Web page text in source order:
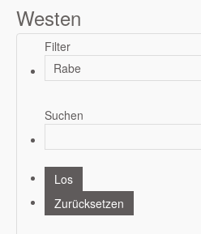
Westen
Filter
Suchen